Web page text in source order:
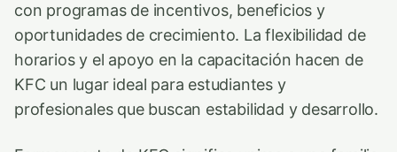
con programas de incentivos, beneficios y
oportunidades de crecimiento. La flexibilidad de
horarios y el apoyo en la capacitación hacen de
KFC un lugar ideal para estudiantes y
profesionales que buscan estabilidad y desarrollo.